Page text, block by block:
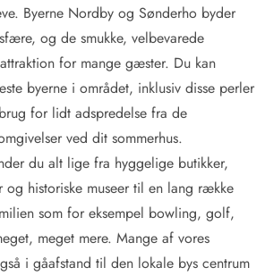
Byerne Nordby og Sønderho byder
og de smukke, velbevarede
for mange gæster. Du kan
byerne i området, inklusiv disse perler
for lidt adspredelse fra de
ved dit sommerhus.
du alt lige fra hyggelige butikker,
og historiske museer til en lang række
som for eksempel bowling, golf,
meget mere. Mange af vores
i gåafstand til den lokale bys centrum